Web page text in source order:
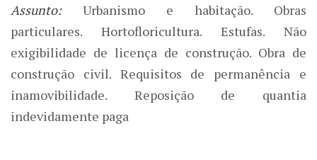
Assunto:Urbanismo e habitação. Obras
particulares. Hortofloricultura. Estufas. Não
exigibilidade de licença de construção. Obra de
construção civil. Requisitos de permanência e
inamovibilidade. Reposição de quantia
indevidamente paga